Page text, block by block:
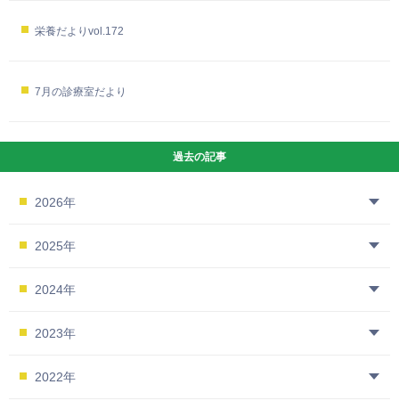
栄養だよりvol.172
7月の診療室だより
過去の記事
2026年
2025年
2024年
2023年
2022年